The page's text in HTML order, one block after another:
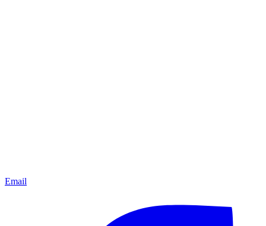
Email